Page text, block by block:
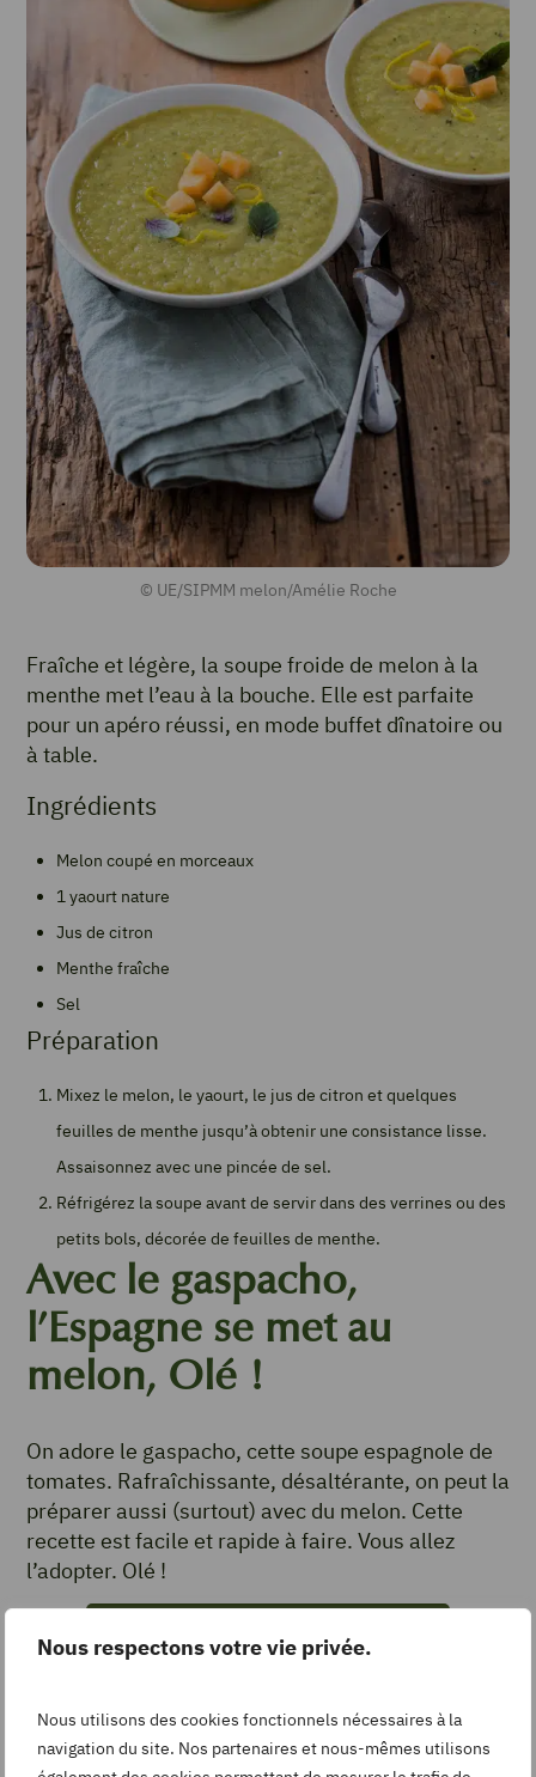
Nous respectons votre vie privée.
Nous utilisons des cookies fonctionnels nécessaires à la
navigation du site. Nos partenaires et nous-mêmes utilisons
© UE/SIPMM melon/Amélie Roche
Fraîche et légère, la soupe froide de melon à la
menthe met l’eau à la bouche. Elle est parfaite
pour un apéro réussi, en mode buffet dînatoire ou
à table.
Ingrédients
Melon coupé en morceaux
1 yaourt nature
Jus de citron
Menthe fraîche
Sel
Préparation
Mixez le melon, le yaourt, le jus de citron et quelques
feuilles de menthe jusqu’à obtenir une consistance lisse.
Assaisonnez avec une pincée de sel.
Réfrigérez la soupe avant de servir dans des verrines ou des
petits bols, décorée de feuilles de menthe.
Avec le gaspacho,
l’Espagne se met au
melon, Olé !
On adore le gaspacho, cette soupe espagnole de
tomates. Rafraîchissante, désaltérante, on peut la
préparer aussi (surtout) avec du melon. Cette
recette est facile et rapide à faire. Vous allez
l’adopter. Olé !